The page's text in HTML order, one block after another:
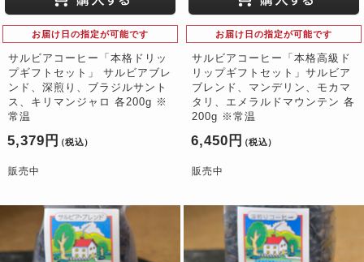
お届け日の指定が可能です
サルビアコーヒー「本格ドリッ
プギフトセット」 サルビアブレ
ンド、深煎り、ブラジルサント
ス、キリマンジャロ 各200g ※
常温
5,379円 （税込）
販売中
お届け日の指定が可能です
サルビアコーヒー「本格高級ド
リップギフトセット」サルビア
ブレンド、マンデリン、モカマ
タリ、エメラルドマウンテン 各
200g ※常温
6,450円 （税込）
販売中